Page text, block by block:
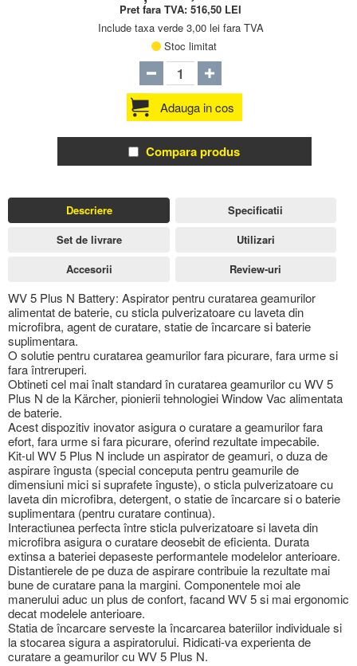
Pret fara TVA:516,50 LEI
Include taxa verde 3,00 lei fara TVA
Stoc limitat
Adauga in cos
Compara produs
Descriere
WV 5 Plus N Battery: Aspirator pentru curatarea geamurilor
alimentat de baterie, cu sticla pulverizatoare cu laveta din
microfibra, agent de curatare, statie de încarcare si baterie
suplimentara.
O solutie pentru curatarea geamurilor fara picurare, fara urme si
fara întreruperi.
Obtineti cel mai înalt standard în curatarea geamurilor cu WV 5
Plus N de la Kärcher, pionierii tehnologiei Window Vac alimentata
de baterie.
Acest dispozitiv inovator asigura o curatare a geamurilor fara
efort, fara urme si fara picurare, oferind rezultate impecabile.
Kit-ul WV 5 Plus N include un aspirator de geamuri, o duza de
aspirare îngusta (special conceputa pentru geamurile de
dimensiuni mici si suprafete înguste), o sticla pulverizatoare cu
laveta din microfibra, detergent, o statie de încarcare si o baterie
suplimentara (pentru curatare continua).
Interactiunea perfecta între sticla pulverizatoare si laveta din
microfibra asigura o curatare deosebit de eficienta. Durata
extinsa a bateriei depaseste performantele modelelor anterioare.
Distantierele de pe duza de aspirare contribuie la rezultate mai
bune de curatare pana la margini. Componentele moi ale
manerului aduc un plus de confort, facand WV 5 si mai ergonomic
decat modelele anterioare.
Statia de încarcare serveste la încarcarea bateriilor individuale si
la stocarea sigura a aspiratorului. Ridicati-va experienta de
curatare a geamurilor cu WV 5 Plus N.
Specificatii
Set de livrare
Utilizari
Accesorii
Review-uri